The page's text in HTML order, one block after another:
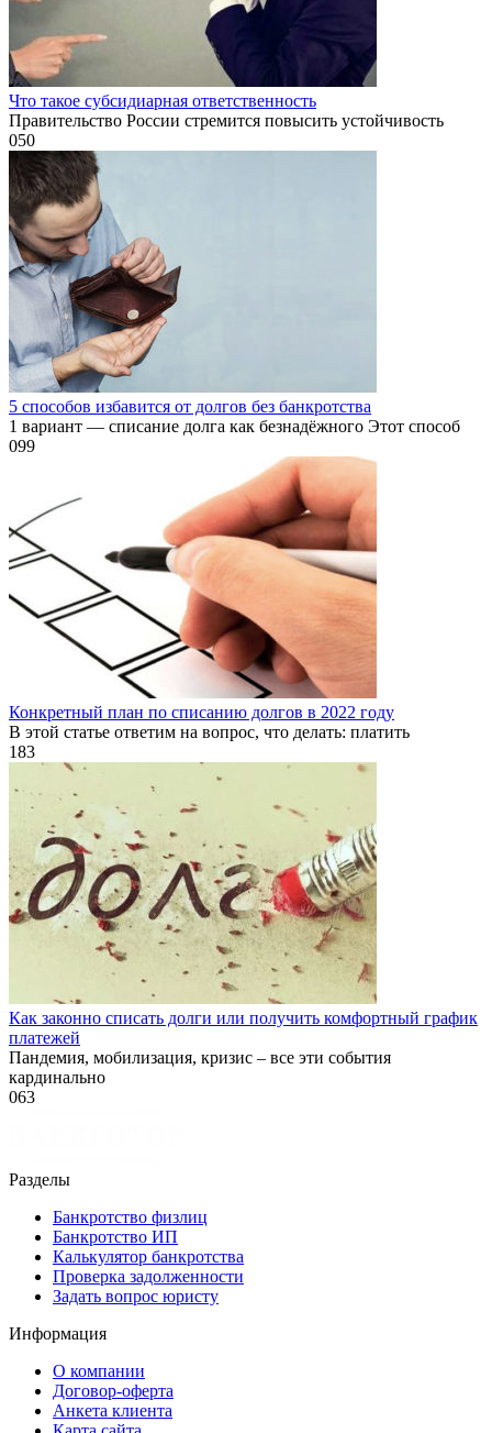
Что такое субсидиарная ответственность
Правительство России стремится повысить устойчивость
050
5 способов избавится от долгов без банкротства
1 вариант — списание долга как безнадёжного Этот способ
099
Конкретный план по списанию долгов в 2022 году
В этой статье ответим на вопрос, что делать: платить
183
Как законно списать долги или получить комфортный график
платежей
Пандемия, мобилизация, кризис – все эти события
кардинально
063
Разделы
Банкротство физлиц
Банкротство ИП
Калькулятор банкротства
Проверка задолженности
Задать вопрос юристу
Информация
О компании
Договор-оферта
Анкета клиента